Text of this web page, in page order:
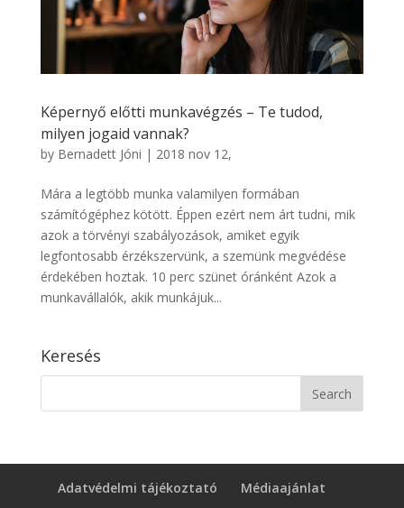
Képernyő előtti munkavégzés – Te tudod,
milyen jogaid vannak?
by Bernadett Jóni | 2018 nov 12,
Mára a legtöbb munka valamilyen formában
számítógéphez kötött. Éppen ezért nem árt tudni, mik
azok a törvényi szabályozások, amiket egyik
legfontosabb érzékszervünk, a szemünk megvédése
érdekében hoztak. 10 perc szünet óránként Azok a
munkavállalók, akik munkájuk...
Keresés
Adatvédelmi tájékoztató Médiaajánlat